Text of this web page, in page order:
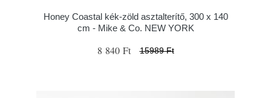
Honey Coastal kék-zöld asztalterítő, 300 x 140
cm - Mike & Co. NEW YORK
8 840 Ft 15989 Ft